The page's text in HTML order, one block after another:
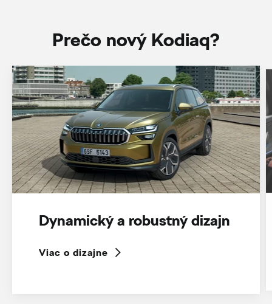
Prečo nový Kodiaq?
Dynamický a robustný dizajn
Viac o dizajne